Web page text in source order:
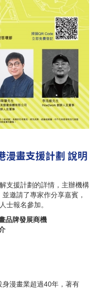
漫畫支援計劃 說明
支援計劃的詳情，主辦機構
邀請了專家作分享嘉賓，
士報名參加。
品牌發展商機
身漫畫業超過40年，著有